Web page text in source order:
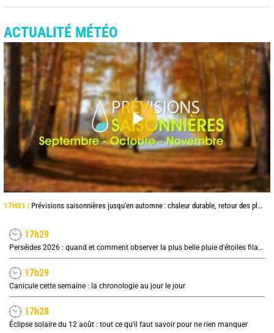
ACTUALITÉ MÉTÉO
17H31 | Prévisions saisonnières jusqu'en automne : chaleur durable, retour des pluies en octobre et surtout novembre
17h29
Perséides 2026 : quand et comment observer la plus belle pluie d'étoiles filantes de l'été ?
17h29
Canicule cette semaine : la chronologie au jour le jour
17h28
Éclipse solaire du 12 août : tout ce qu'il faut savoir pour ne rien manquer